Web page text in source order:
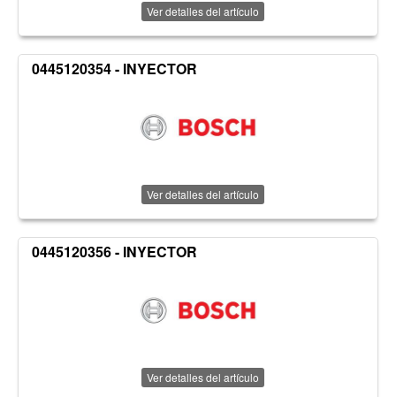
Ver detalles del artículo
0445120354 - INYECTOR
Ver detalles del artículo
0445120356 - INYECTOR
Ver detalles del artículo